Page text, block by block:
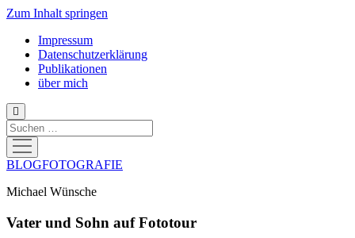
Zum Inhalt springen
Impressum
Datenschutzerklärung
Publikationen
über mich
Suchen
Menü
öffnen
BLOGFOTOGRAFIE
Michael Wünsche
Vater und Sohn auf Fototour